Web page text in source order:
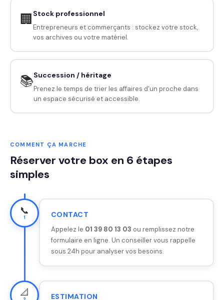
🏢 Stock professionnel
Entrepreneurs et commerçants : stockez votre stock,
vos archives ou votre matériel.
📚Succession / héritage
Prenez le temps de trier les affaires d'un proche dans
un espace sécurisé et accessible.
COMMENT ÇA MARCHE
Réserver votre box en 6 étapes
simples
📞
1 CONTACT
Appelez le 01 39 80 13 03 ou remplissez notre
formulaire en ligne. Un conseiller vous rappelle
sous 24h pour analyser vos besoins.
📐 ESTIMATION